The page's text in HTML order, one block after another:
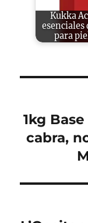
Kukka
esenciales
para
de
entradas
Entrada
anterior:
1kg
cabra,